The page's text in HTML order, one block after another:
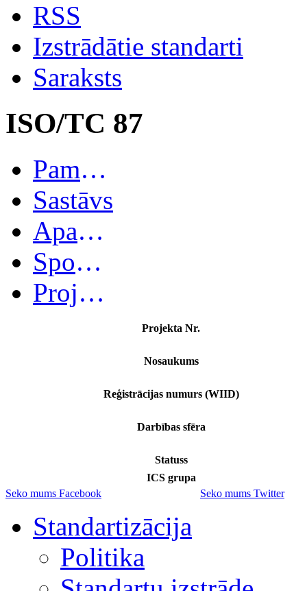
RSS
Izstrādātie standarti
Saraksts
ISO/TC 87
Pamatinformācija
Sastāvs
Apakškomitejas
Spoguļkomitejas
Projekti
Projekta Nr.
Nosaukums
Reģistrācijas numurs (WIID)
Darbības sfēra
Statuss
ICS grupa
Seko mums Facebook
Seko mums Twitter
Standartizācija
Politika